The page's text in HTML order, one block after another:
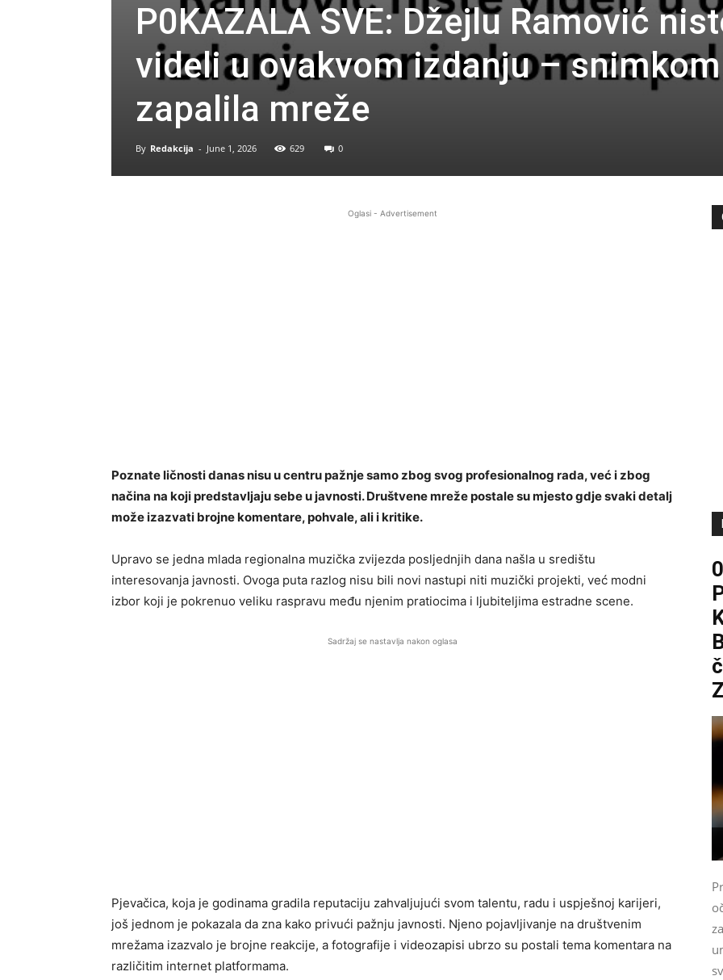
P0KAZALA SVE: Džejlu Ramović
videli u ovakvom izdanju – snimkom
zapalila mreže
By Redakcija - June 1, 2026 629 0
Oglasi - Advertisement
Poznate ličnosti danas nisu u centru pažnje samo zbog svog profesionalnog rada, već i zbog
načina na koji predstavljaju sebe u javnosti. Društvene mreže postale su mjesto gdje svaki detalj
može izazvati brojne komentare, pohvale, ali i kritike.
Upravo se jedna mlada regionalna muzička zvijezda posljednjih dana našla u središtu
interesovanja javnosti. Ovoga puta razlog nisu bili novi nastupi niti muzički projekti, već modni
izbor koji je pokrenuo veliku raspravu među njenim pratiocima i ljubiteljima estradne scene.
Sadržaj se nastavlja nakon oglasa
Pjevačica, koja je godinama gradila reputaciju zahvaljujući svom talentu, radu i uspješnoj karijeri,
još jednom je pokazala da zna kako privući pažnju javnosti. Njeno pojavljivanje na društvenim
mrežama izazvalo je brojne reakcije, a fotografije i videozapisi ubrzo su postali tema komentara na
različitim internet platformama.